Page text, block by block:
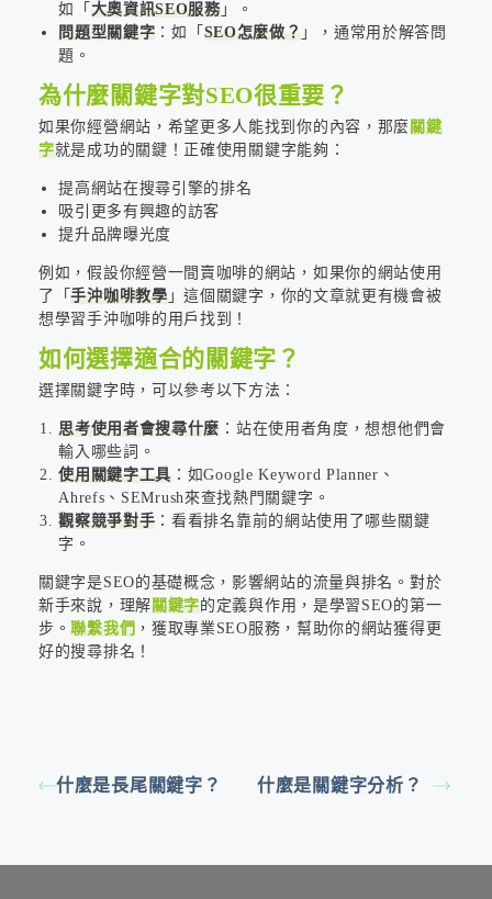
如「 大奧資訊SEO服務」。
問題型關鍵字 ：如「 SEO怎麼做？ 」，通常用於解答問
題。
為什麼關鍵字對SEO很重要？
如果你經營網站，希望更多人能找到你的內容，那麼關鍵
字就是成功的關鍵！正確使用關鍵字能夠：
提高網站在搜尋引擎的排名
吸引更多有興趣的訪客
提升品牌曝光度
例如，假設你經營一間賣咖啡的網站，如果你的網站使用
了「手沖咖啡教學」這個關鍵字，你的文章就更有機會被
想學習手沖咖啡的用戶找到！
如何選擇適合的關鍵字？
選擇關鍵字時，可以參考以下方法：
思考使用者會搜尋什麼 ：站在使用者角度，想想他們會
輸入哪些詞。
使用關鍵字工具 ：如Google Keyword Planner、
Ahrefs、SEMrush來查找熱門關鍵字。
觀察競爭對手 ：看看排名靠前的網站使用了哪些關鍵
字。
關鍵字是SEO的基礎概念，影響網站的流量與排名。對於
新手來說，理解關鍵字的定義與作用，是學習SEO的第一
步。聯繫我們 ，獲取專業SEO服務，幫助你的網站獲得更
好的搜尋排名！
什麼是長尾關鍵字？ 什麼是關鍵字分析？